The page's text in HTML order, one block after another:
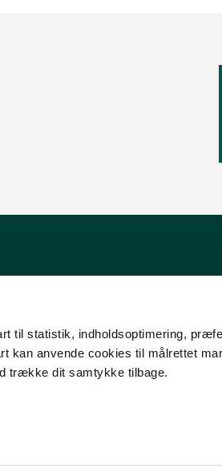
til statistik, indholdsoptimering,
kan anvende cookies til målrettet
trække dit samtykke tilbage.